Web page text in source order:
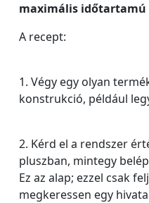
maximális
A recept:
1. Végy egy olyan
konstrukció, például
2. Kérd el a rendszer
pluszban, mintegy
Ez az alap; ezzel csak
megkeressen egy